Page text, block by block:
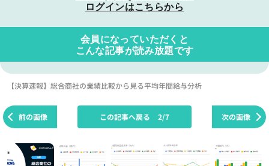
ログインはこちらから
会員になっていただくと
こんな記事が読み放題です
【決算速報】総合商社の業績比較から見る平均年間給与分析
前の画像 次の画像
この記事へ戻る 2/7